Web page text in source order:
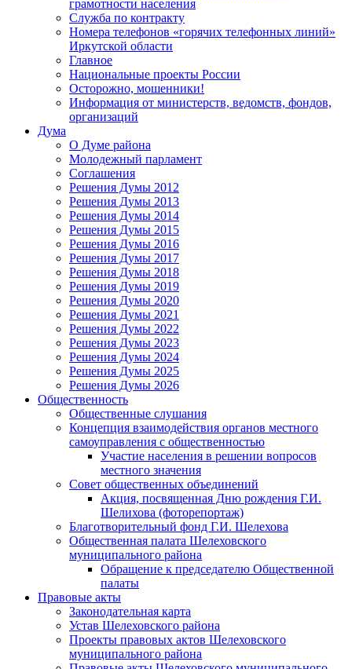
грамотности населения
Служба по контракту
Номера телефонов «горячих телефонных линий»
Иркутской области
Главное
Национальные проекты России
Осторожно, мошенники!
Информация от министерств, ведомств, фондов,
организаций
Дума
О Думе района
Молодежный парламент
Соглашения
Решения Думы 2012
Решения Думы 2013
Решения Думы 2014
Решения Думы 2015
Решения Думы 2016
Решения Думы 2017
Решения Думы 2018
Решения Думы 2019
Решения Думы 2020
Решения Думы 2021
Решения Думы 2022
Решения Думы 2023
Решения Думы 2024
Решения Думы 2025
Решения Думы 2026
Общественность
Общественные слушания
Концепция взаимодействия органов местного
самоуправления с общественностью
Участие населения в решении вопросов
местного значения
Совет общественных объединений
Акция, посвященная Дню рождения Г.И.
Шелихова (фоторепортаж)
Благотворительный фонд Г.И. Шелехова
Общественная палата Шелеховского
муниципального района
Обращение к председателю Общественной
палаты
Правовые акты
Законодательная карта
Устав Шелеховского района
Проекты правовых актов Шелеховского
муниципального района